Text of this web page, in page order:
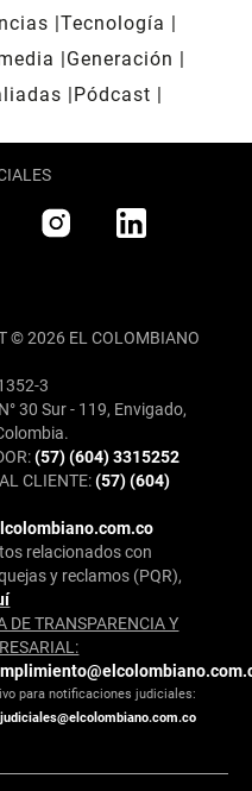
Tecnología
Generación
Pódcast
© 2026 EL COLOMBIANO
3
30 Sur - 119, Envigado,
(57) (604) 3315252
CLIENTE:(57) (604)
relacionados con
y reclamos (PQR),
DE TRANSPARENCIA Y
para notificaciones judiciales: